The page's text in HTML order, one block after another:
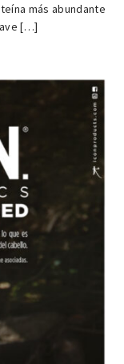
más abundante
[…]